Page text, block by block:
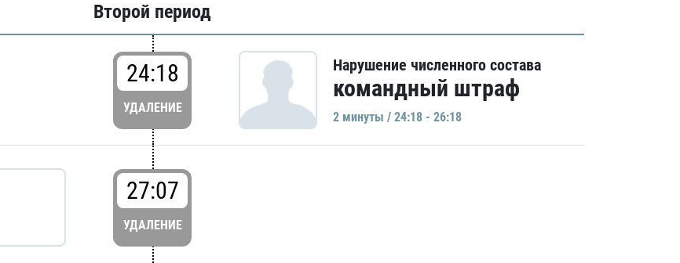
Второй период
24:18
УДАЛЕНИЕ
Нарушение численного состава
командный штраф
2 минуты / 24:18 - 26:18
27:07
УДАЛЕНИЕ